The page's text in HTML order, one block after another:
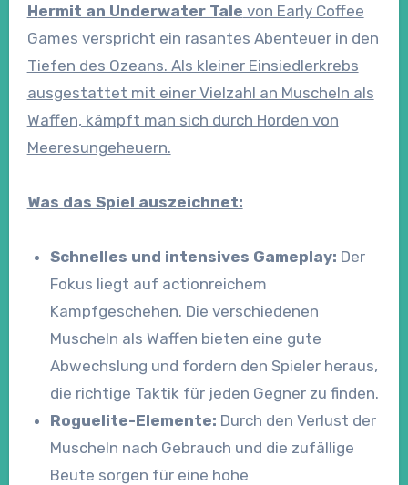
Hermit an Underwater Tale von Early Coffee
Games verspricht ein rasantes Abenteuer in den
Tiefen des Ozeans. Als kleiner Einsiedlerkrebs
ausgestattet mit einer Vielzahl an Muscheln als
Waffen, kämpft man sich durch Horden von
Meeresungeheuern.
Was das Spiel auszeichnet:
Schnelles und intensives Gameplay: Der
Fokus liegt auf actionreichem
Kampfgeschehen. Die verschiedenen
Muscheln als Waffen bieten eine gute
Abwechslung und fordern den Spieler heraus,
die richtige Taktik für jeden Gegner zu finden.
Roguelite-Elemente: Durch den Verlust der
Muscheln nach Gebrauch und die zufällige
Beute sorgen für eine hohe